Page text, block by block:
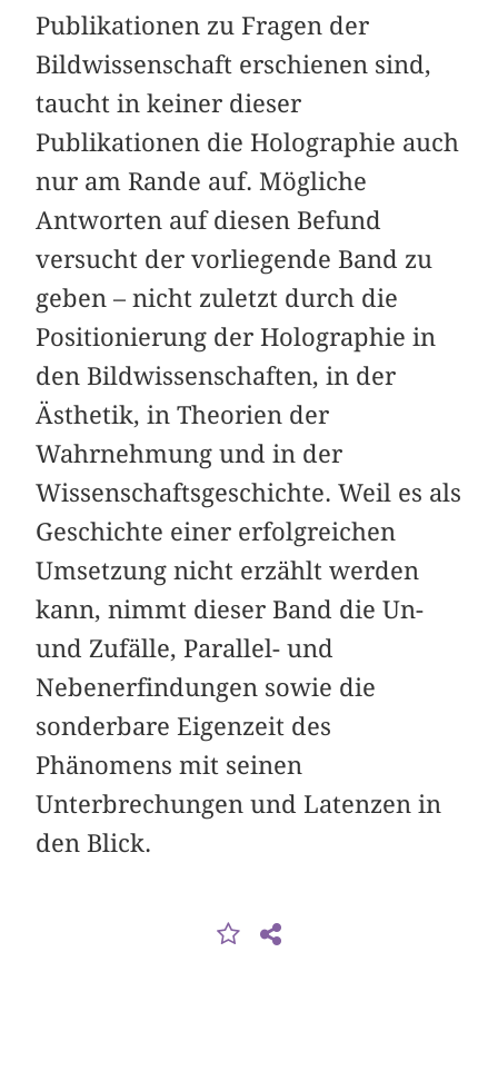
Publikationen zu Fragen der
Bildwissenschaft erschienen sind,
taucht in keiner dieser
Publikationen die Holographie auch
nur am Rande auf. Mögliche
Antworten auf diesen Befund
versucht der vorliegende Band zu
geben – nicht zuletzt durch die
Positionierung der Holographie in
den Bildwissenschaften, in der
Ästhetik, in Theorien der
Wahrnehmung und in der
Wissenschaftsgeschichte. Weil es als
Geschichte einer erfolgreichen
Umsetzung nicht erzählt werden
kann, nimmt dieser Band die Un-
und Zufälle, Parallel- und
Nebenerfindungen sowie die
sonderbare Eigenzeit des
Phänomens mit seinen
Unterbrechungen und Latenzen in
den Blick.